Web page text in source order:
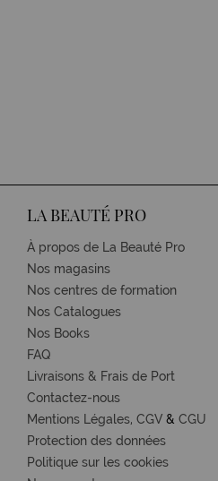
LA BEAUTÉ PRO
À propos de La Beauté Pro
Nos magasins
Nos centres de formation
Nos Catalogues
Nos Books
FAQ
Livraisons & Frais de Port
Contactez-nous
Mentions Légales, CGV & CGU
Protection des données
Politique sur les cookies